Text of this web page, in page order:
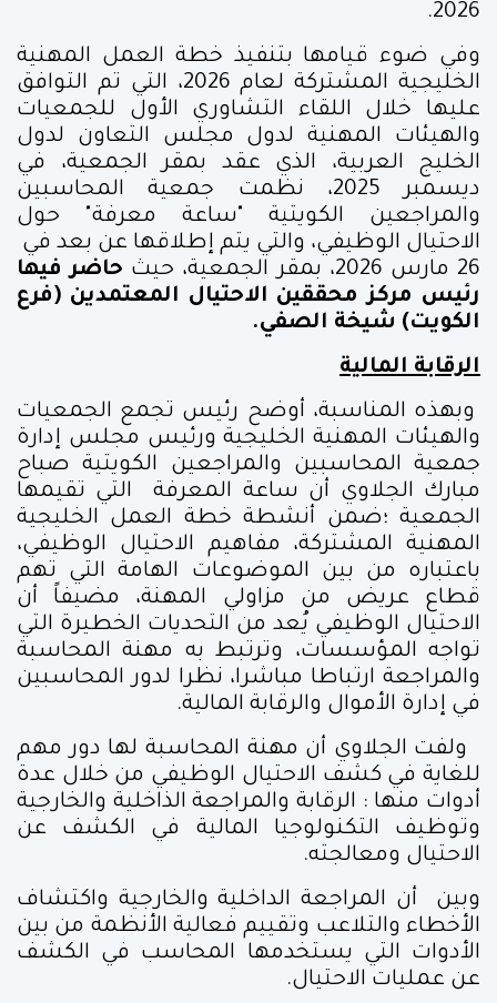
2026.
وفي ضوء قيامها بتنفيذ خطة العمل المهنية
الخليجية المشتركة لعام 2026، التي تم التوافق
عليها خلال اللقاء التشاوري الأول للجمعيات
والهيئات المهنية لدول مجلس التعاون لدول
الخليج العربية، الذي عقد بمقر الجمعية، في
ديسمبر 2025، نظمت جمعية المحاسبين
والمراجعين الكويتية "ساعة معرفة" حول
الاحتيال الوظيفي، والتي يتم إطلاقها عن بعد في
26 مارس 2026، بمقر الجمعية، حيث
حاضر فيها
رئيس مركز محققين الاحتيال المعتمدين (فرع
الكويت) شيخة الصفي.
الرقابة المالية
وبهذه المناسبة، أوضح رئيس تجمع الجمعيات
والهيئات المهنية الخليجية ورئيس مجلس إدارة
جمعية المحاسبين والمراجعين الكويتية صباح
مبارك الجلاوي أن ساعة المعرفة التي تقيمها
الجمعية ؛ضمن أنشطة خطة العمل الخليجية
المهنية المشتركة، مفاهيم الاحتيال الوظيفي،
باعتباره من بين الموضوعات الهامة التي تهم
قطاع عريض من مزاولي المهنة، مضيفاً أن
الاحتيال الوظيفي يُعد من التحديات الخطيرة التي
تواجه المؤسسات، وترتبط به مهنة المحاسبة
والمراجعة ارتباطا مباشرا، نظرا لدور المحاسبين
في إدارة الأموال والرقابة المالية.
ولفت الجلاوي أن مهنة المحاسبة لها دور مهم
للغاية في كشف الاحتيال الوظيفي من خلال عدة
أدوات منها : الرقابة والمراجعة الذاخلية والخارجية
وتوظيف التكنولوجيا المالية في الكشف عن
الاحتيال ومعالجته.
وبين أن المراجعة الداخلية والخارجية واكتشاف
الأخطاء والتلاعب وتقييم فعالية الأنظمة من بين
الأدوات التي يستخدمها المحاسب في الكشف
عن عمليات الاحتيال.